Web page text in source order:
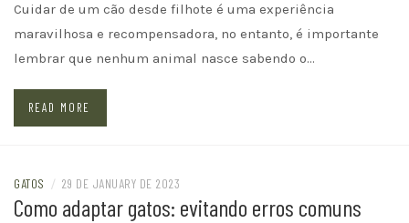
Cuidar de um cão desde filhote é uma experiência
maravilhosa e recompensadora, no entanto, é importante
lembrar que nenhum animal nasce sabendo o…
READ MORE
GATOS / 29 DE JANUARY DE 2023
Como adaptar gatos: evitando erros comuns